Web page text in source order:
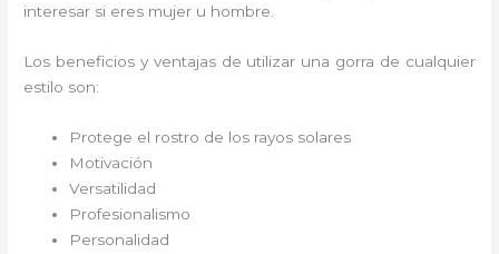
interesar si eres mujer u hombre.
Los beneficios y ventajas de utilizar una gorra de cualquier
estilo son:
Protege el rostro de los rayos solares
Motivación
Versatilidad
Profesionalismo
Personalidad